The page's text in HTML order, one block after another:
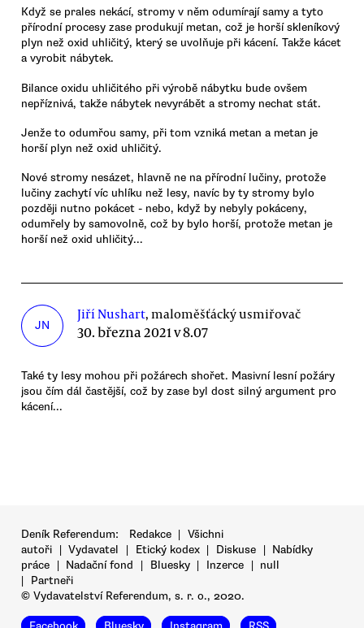
Když se prales nekácí, stromy v něm odumírají samy a tyto
přírodní procesy zase produkují metan, což je horší skleníkový
plyn než oxid uhličitý, který se uvolňuje při kácení. Takže kácet
a vyrobit nábytek.
Bilance oxidu uhličitého při výrobě nábytku bude ovšem
nepříznivá, takže nábytek nevyrábět a stromy nechat stát.
Jenže to odumřou samy, při tom vzniká metan a metan je
horší plyn než oxid uhličitý.
Nové stromy nesázet, hlavně ne na přírodní lučiny, protože
lučiny zachytí víc uhlíku než lesy, navíc by ty stromy bylo
později nutno pokácet - nebo, když by nebyly pokáceny,
odumřely by samovolně, což by bylo horší, protože metan je
horší než oxid uhličitý...
JN
Jiří Nushart, maloměšťácký usmiřovač
30. března 2021 v 8.07
Také ty lesy mohou při požárech shořet. Masivní lesní požáry
jsou čím dál častější, což by zase byl dost silný argument pro
kácení...
Deník Referendum: Redakce | Všichni
autoři | Vydavatel | Etický kodex | Diskuse | Nabídky
práce | Nadační fond | Bluesky | Inzerce | null
|
Partneři
© Vydavatelství Referendum, s. r. o., 2020.